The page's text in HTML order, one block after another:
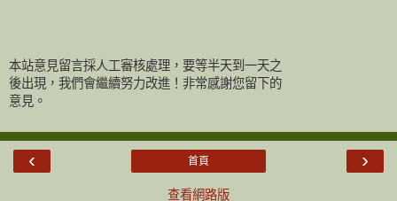
本站意見留言採人工審核處理，要等半天到一天之
後出現，我們會繼續努力改進！非常感謝您留下的
意見。
‹ ›
首頁
查看網路版